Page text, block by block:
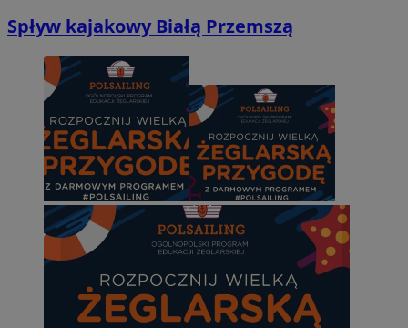
Spływ kajakowy Białą Przemszą